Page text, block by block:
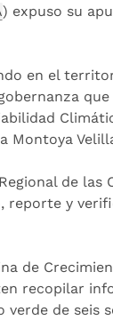
) expuso su
en el
Montoya
de las
y
de
recopilar
de seis